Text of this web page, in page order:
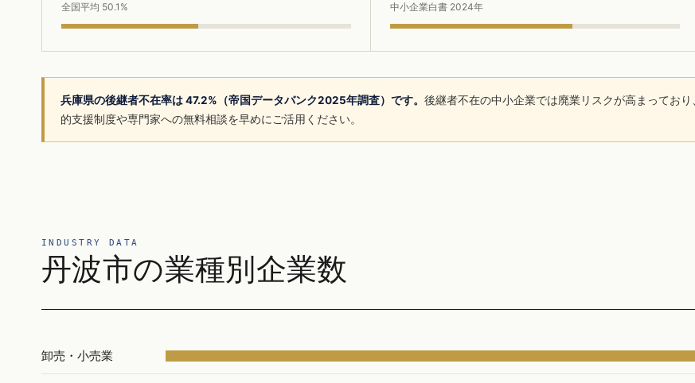
全国平均 50.1%
中小企業白書 2024年
兵庫県の後継者不在率は 47.2%（帝国データバンク2025年調査）です。 後継者不在の中小企業では廃業リスクが高まってお
的支援制度や専門家への無料相談を早めにご活用ください。
INDUSTRY DATA
丹波市の業種別企業数
卸売・小売業